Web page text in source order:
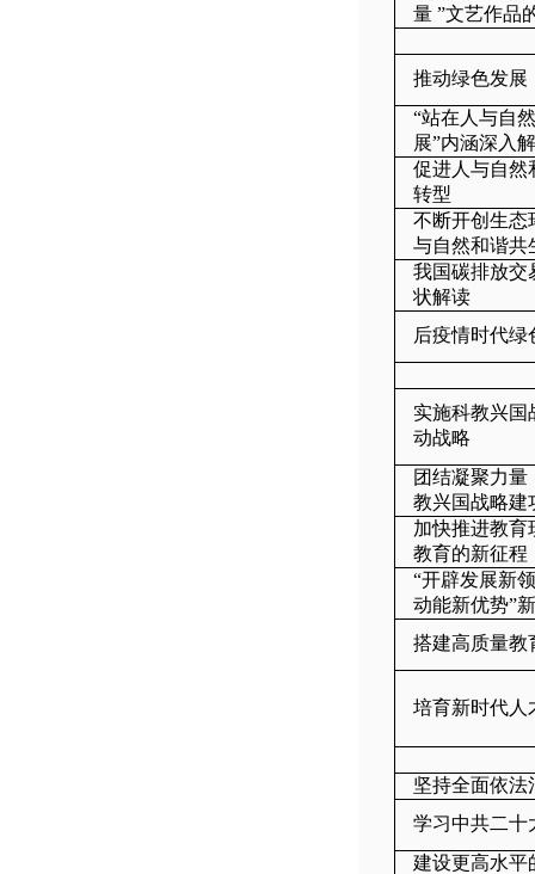
量 ”文艺作品
推动绿色发展
“站在人与自
展”内涵深入
促进人与自然
转型
不断开创生态
与自然和谐共
我国碳排放交
状解读
后疫情时代
实施科教兴国
动战略
团结凝聚力
教兴国战略建
加快推进教育
教育的新征程
“开辟发展新
动能新优势”
搭建高质量教
培育新时代人
坚持全面依法
学习中共二十
建设更高水平